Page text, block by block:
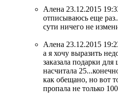
Алена 23.12.2015
отписываюсь еще
сути ничего не
Алена 23.12.2015
а я хочу выразить
заказала подарки
насчитала
как обещано, но вот
пропала не только